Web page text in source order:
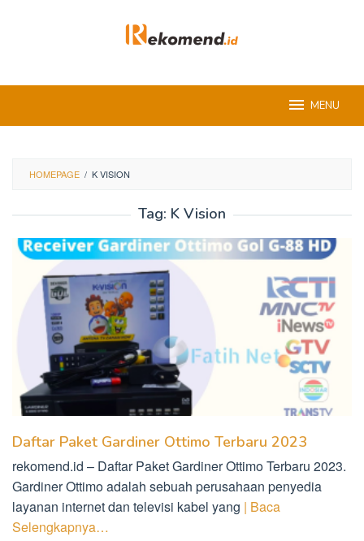
MENU
HOMEPAGE / K VISION
Tag: K Vision
Daftar Paket Gardiner Ottimo Terbaru 2023
rekomend.id – Daftar Paket Gardiner Ottimo Terbaru 2023.
Gardiner Ottimo adalah sebuah perusahaan penyedia
layanan internet dan televisi kabel yang | Baca
Selengkapnya…